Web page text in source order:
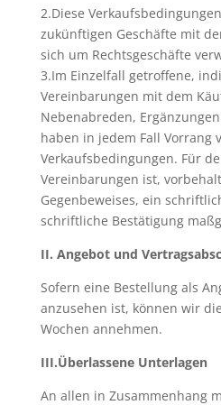
2.Diese
zukünftigen Geschäfte mit
sich um Rechtsgeschäfte
3.Im Einzelfall getroffene,
Vereinbarungen mit dem
Nebenabreden,
haben in jedem Fall Vorrang
Verkaufsbedingungen. Für
Vereinbarungen ist,
Gegenbeweises, ein
schriftliche Bestätigung
II. Angebot und
Sofern eine Bestellung als
anzusehen ist, können wir
Wochen annehmen.
III.Überlassene Unterlagen
An allen in Zusammenhang